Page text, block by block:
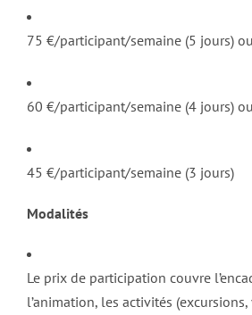
75 €/participant/semaine (5 jours) ou
60 €/participant/semaine (4 jours) ou
45 €/participant/semaine (3 jours)
Modalités
Le prix de participation couvre
l’animation, les activités